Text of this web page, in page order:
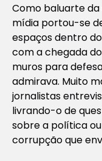
Como baluarte
mídia portou-se
espaços dentro
com a chegada
muros para
admirava. Muito
jornalistas
livrando-o de
sobre a política
corrupção que